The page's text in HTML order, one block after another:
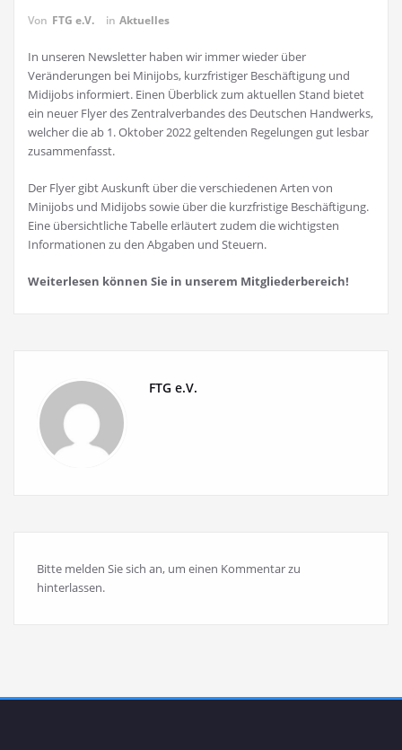
Von FTG e.V. in Aktuelles
In unseren Newsletter haben wir immer wieder über
Veränderungen bei Minijobs, kurzfristiger Beschäftigung und
Midijobs informiert. Einen Überblick zum aktuellen Stand bietet
ein neuer Flyer des Zentralverbandes des Deutschen Handwerks,
welcher die ab 1. Oktober 2022 geltenden Regelungen gut lesbar
zusammenfasst.
Der Flyer gibt Auskunft über die verschiedenen Arten von
Minijobs und Midijobs sowie über die kurzfristige Beschäftigung.
Eine übersichtliche Tabelle erläutert zudem die wichtigsten
Informationen zu den Abgaben und Steuern.
Weiterlesen können Sie in unserem Mitgliederbereich!
FTG e.V.
Bitte melden Sie sich an, um einen Kommentar zu
hinterlassen.